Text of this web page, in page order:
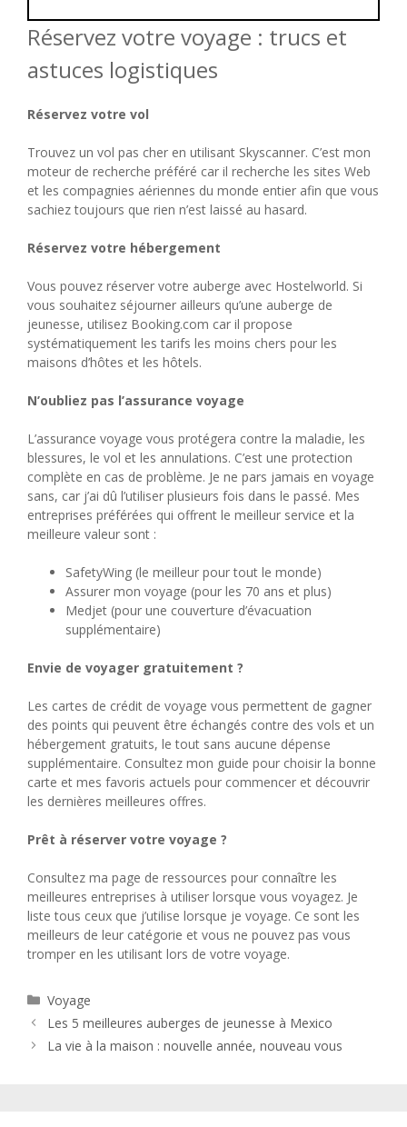
Réservez votre voyage : trucs et
astuces logistiques
Réservez votre vol
Trouvez un vol pas cher en utilisant Skyscanner. C’est mon
moteur de recherche préféré car il recherche les sites Web
et les compagnies aériennes du monde entier afin que vous
sachiez toujours que rien n’est laissé au hasard.
Réservez votre hébergement
Vous pouvez réserver votre auberge avec Hostelworld. Si
vous souhaitez séjourner ailleurs qu’une auberge de
jeunesse, utilisez Booking.com car il propose
systématiquement les tarifs les moins chers pour les
maisons d’hôtes et les hôtels.
N’oubliez pas l’assurance voyage
L’assurance voyage vous protégera contre la maladie, les
blessures, le vol et les annulations. C’est une protection
complète en cas de problème. Je ne pars jamais en voyage
sans, car j’ai dû l’utiliser plusieurs fois dans le passé. Mes
entreprises préférées qui offrent le meilleur service et la
meilleure valeur sont :
SafetyWing (le meilleur pour tout le monde)
Assurer mon voyage (pour les 70 ans et plus)
Medjet (pour une couverture d’évacuation
supplémentaire)
Envie de voyager gratuitement ?
Les cartes de crédit de voyage vous permettent de gagner
des points qui peuvent être échangés contre des vols et un
hébergement gratuits, le tout sans aucune dépense
supplémentaire. Consultez mon guide pour choisir la bonne
carte et mes favoris actuels pour commencer et découvrir
les dernières meilleures offres.
Prêt à réserver votre voyage ?
Consultez ma page de ressources pour connaître les
meilleures entreprises à utiliser lorsque vous voyagez. Je
liste tous ceux que j’utilise lorsque je voyage. Ce sont les
meilleurs de leur catégorie et vous ne pouvez pas vous
tromper en les utilisant lors de votre voyage.
Catégories
Voyage
Les 5 meilleures auberges de jeunesse à Mexico
La vie à la maison : nouvelle année, nouveau vous